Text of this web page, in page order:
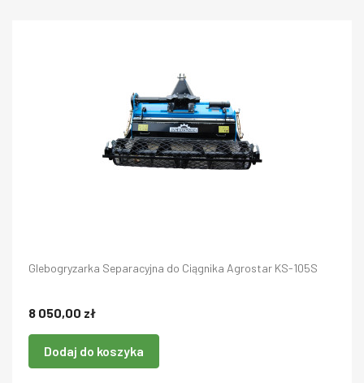
Glebogryzarka Separacyjna do Ciągnika Agrostar KS-105S
8 050,00 zł
Dodaj do koszyka